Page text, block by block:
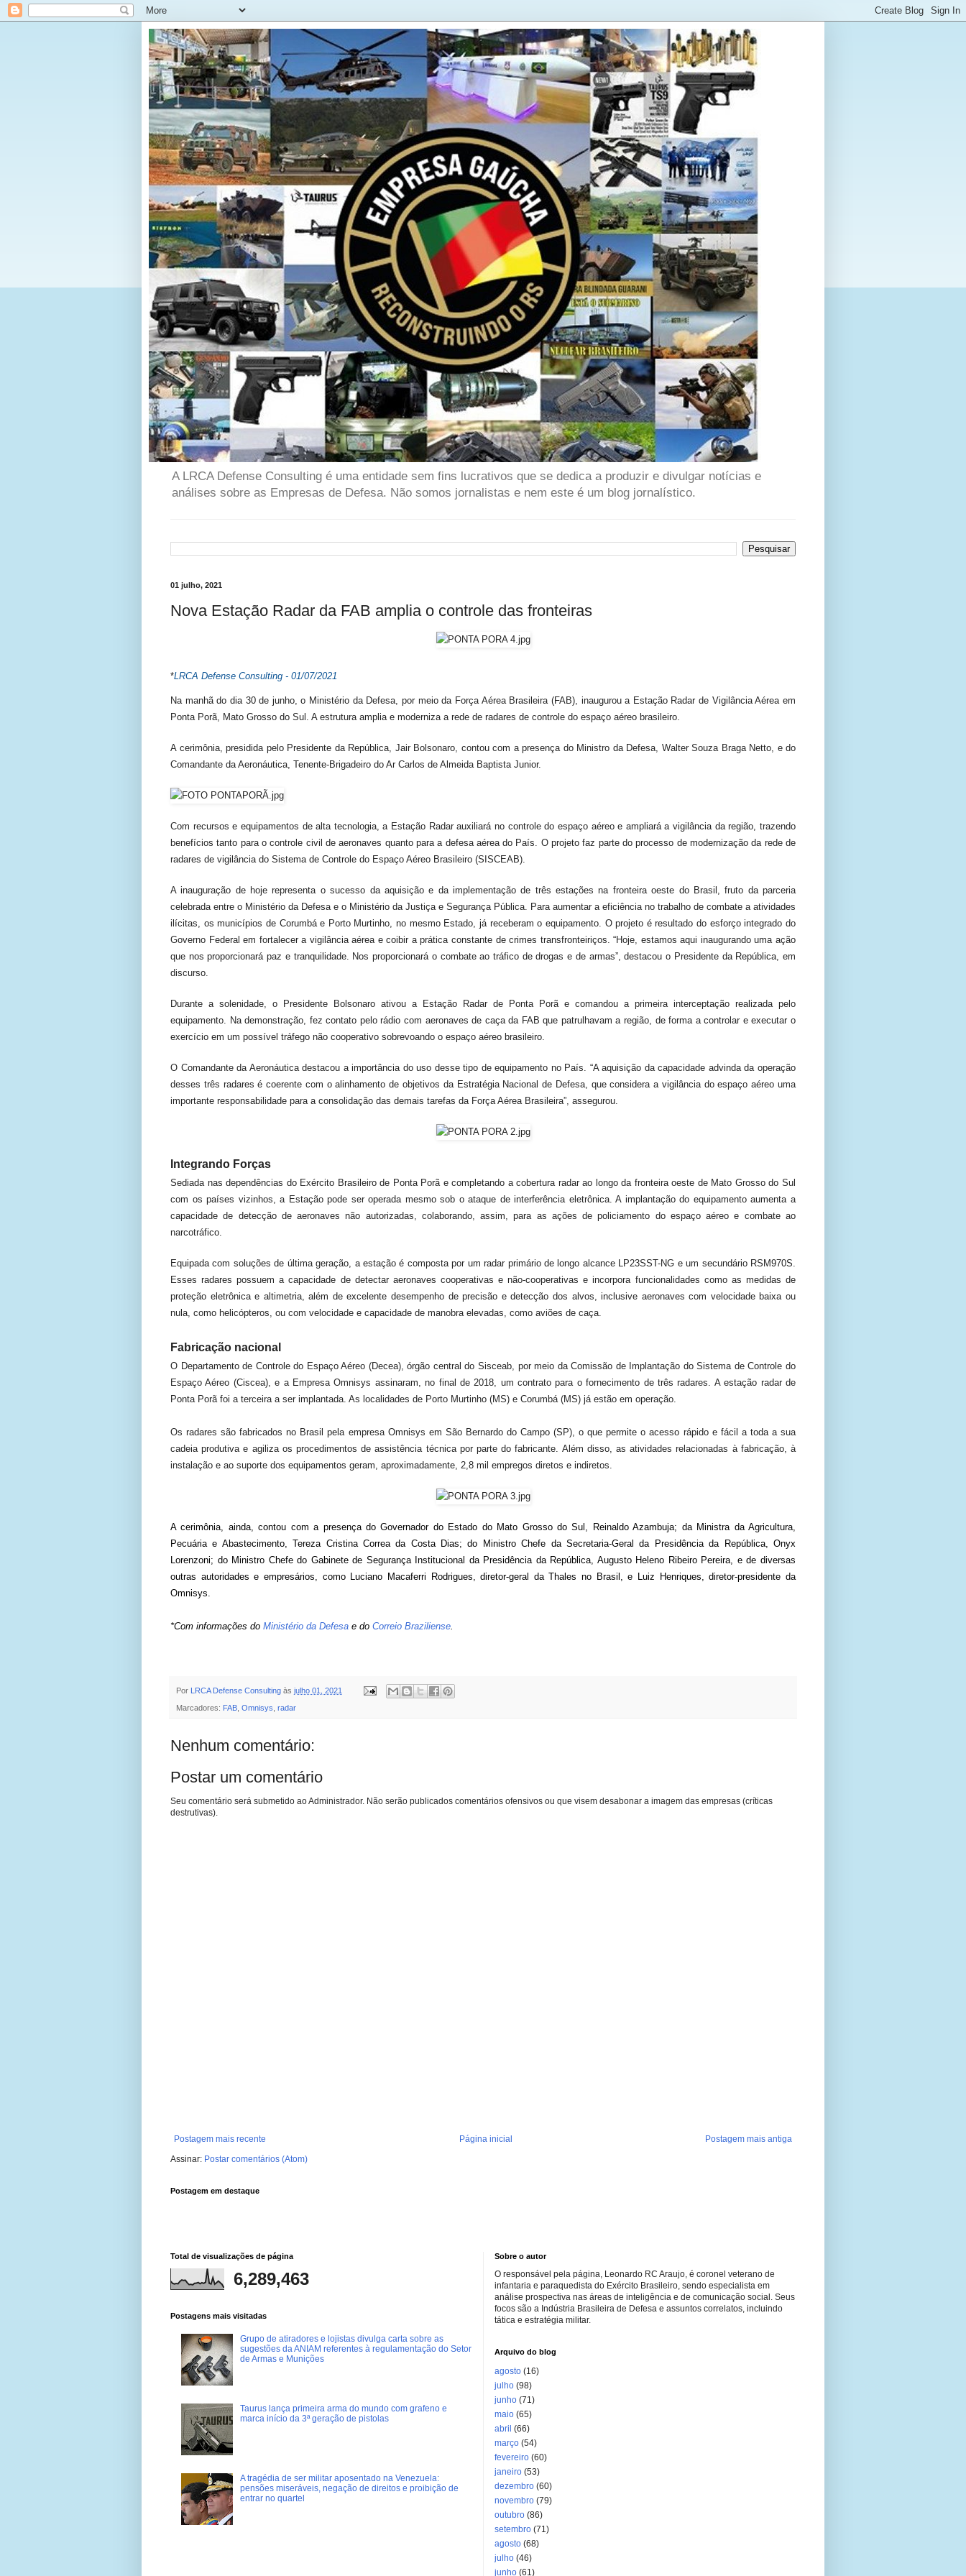
A LRCA Defense Consulting é uma entidade sem fins lucrativos que se dedica a produzir e divulgar notícias e
análises sobre as Empresas de Defesa. Não somos jornalistas e nem este é um blog jornalístico.
01 julho, 2021
Nova Estação Radar da FAB amplia o controle das fronteiras
*LRCA Defense Consulting - 01/07/2021
Na manhã do dia 30 de junho, o Ministério da Defesa, por meio da Força Aérea Brasileira (FAB), inaugurou a Estação Radar de Vigilância Aérea em
Ponta Porã, Mato Grosso do Sul. A estrutura amplia e moderniza a rede de radares de controle do espaço aéreo brasileiro.
A cerimônia, presidida pelo Presidente da República, Jair Bolsonaro, contou com a presença do Ministro da Defesa, Walter Souza Braga Netto, e do
Comandante da Aeronáutica, Tenente-Brigadeiro do Ar Carlos de Almeida Baptista Junior.
Com recursos e equipamentos de alta tecnologia, a Estação Radar auxiliará no controle do espaço aéreo e ampliará a vigilância da região, trazendo
benefícios tanto para o controle civil de aeronaves quanto para a defesa aérea do País. O projeto faz parte do processo de modernização da rede de
radares de vigilância do Sistema de Controle do Espaço Aéreo Brasileiro (SISCEAB).
A inauguração de hoje representa o sucesso da aquisição e da implementação de três estações na fronteira oeste do Brasil, fruto da parceria
celebrada entre o Ministério da Defesa e o Ministério da Justiça e Segurança Pública. Para aumentar a eficiência no trabalho de combate a atividades
ilícitas, os municípios de Corumbá e Porto Murtinho, no mesmo Estado, já receberam o equipamento. O projeto é resultado do esforço integrado do
Governo Federal em fortalecer a vigilância aérea e coibir a prática constante de crimes transfronteiriços. “Hoje, estamos aqui inaugurando uma ação
que nos proporcionará paz e tranquilidade. Nos proporcionará o combate ao tráfico de drogas e de armas”, destacou o Presidente da República, em
discurso.
Durante a solenidade, o Presidente Bolsonaro ativou a Estação Radar de Ponta Porã e comandou a primeira interceptação realizada pelo
equipamento. Na demonstração, fez contato pelo rádio com aeronaves de caça da FAB que patrulhavam a região, de forma a controlar e executar o
exercício em um possível tráfego não cooperativo sobrevoando o espaço aéreo brasileiro.
O Comandante da Aeronáutica destacou a importância do uso desse tipo de equipamento no País. “A aquisição da capacidade advinda da operação
desses três radares é coerente com o alinhamento de objetivos da Estratégia Nacional de Defesa, que considera a vigilância do espaço aéreo uma
importante responsabilidade para a consolidação das demais tarefas da Força Aérea Brasileira”, assegurou.
Integrando Forças
Sediada nas dependências do Exército Brasileiro de Ponta Porã e completando a cobertura radar ao longo da fronteira oeste de Mato Grosso do Sul
com os países vizinhos, a Estação pode ser operada mesmo sob o ataque de interferência eletrônica. A implantação do equipamento aumenta a
capacidade de detecção de aeronaves não autorizadas, colaborando, assim, para as ações de policiamento do espaço aéreo e combate ao
narcotráfico.
Equipada com soluções de última geração, a estação é composta por um radar primário de longo alcance LP23SST-NG e um secundário RSM970S.
Esses radares possuem a capacidade de detectar aeronaves cooperativas e não-cooperativas e incorpora funcionalidades como as medidas de
proteção eletrônica e altimetria, além de excelente desempenho de precisão e detecção dos alvos, inclusive aeronaves com velocidade baixa ou
nula, como helicópteros, ou com velocidade e capacidade de manobra elevadas, como aviões de caça.
Fabricação nacional
O Departamento de Controle do Espaço Aéreo (Decea), órgão central do Sisceab, por meio da Comissão de Implantação do Sistema de Controle do
Espaço Aéreo (Ciscea), e a Empresa Omnisys assinaram, no final de 2018, um contrato para o fornecimento de três radares. A estação radar de
Ponta Porã foi a terceira a ser implantada. As localidades de Porto Murtinho (MS) e Corumbá (MS) já estão em operação.
Os radares são fabricados no Brasil pela empresa Omnisys em São Bernardo do Campo (SP), o que permite o acesso rápido e fácil a toda a sua
cadeia produtiva e agiliza os procedimentos de assistência técnica por parte do fabricante. Além disso, as atividades relacionadas à fabricação, à
instalação e ao suporte dos equipamentos geram, aproximadamente, 2,8 mil empregos diretos e indiretos.
A cerimônia, ainda, contou com a presença do Governador do Estado do Mato Grosso do Sul, Reinaldo Azambuja; da Ministra da Agricultura,
Pecuária e Abastecimento, Tereza Cristina Correa da Costa Dias; do Ministro Chefe da Secretaria-Geral da Presidência da República, Onyx
Lorenzoni; do Ministro Chefe do Gabinete de Segurança Institucional da Presidência da República, Augusto Heleno Ribeiro Pereira, e de diversas
outras autoridades e empresários, como Luciano Macaferri Rodrigues, diretor-geral da Thales no Brasil, e Luiz Henriques, diretor-presidente da
Omnisys.
*Com informações do Ministério da Defesa e do Correio Braziliense.
Por LRCA Defense Consulting às julho 01, 2021
Marcadores: FAB Omnisys radar
Nenhum comentário:
Postar um comentário
Seu comentário será submetido ao Administrador. Não serão publicados comentários ofensivos ou que visem desabonar a imagem das empresas (críticas
destrutivas).
Postagem mais recente Postagem mais antiga
Página inicial
Assinar: Postar comentários (Atom)
Postagem em destaque
Total de visualizações de página
6,289,463
Postagens mais visitadas
Grupo de atiradores e lojistas divulga carta sobre as
sugestões da ANIAM referentes à regulamentação do Setor
de Armas e Munições
Taurus lança primeira arma do mundo com grafeno e
marca início da 3ª geração de pistolas
A tragédia de ser militar aposentado na Venezuela:
pensões miseráveis, negação de direitos e proibição de
entrar no quartel
Sobre o autor
O responsável pela página, Leonardo RC Araujo, é coronel veterano de
infantaria e paraquedista do Exército Brasileiro, sendo especialista em
análise prospectiva nas áreas de inteligência e de comunicação social. Seus
focos são a Indústria Brasileira de Defesa e assuntos correlatos, incluindo
tática e estratégia militar.
Arquivo do blog
agosto (16)
julho (98)
junho (71)
maio (65)
abril (66)
março (54)
fevereiro (60)
janeiro (53)
dezembro (60)
novembro (79)
outubro (86)
setembro (71)
agosto (68)
julho (46)
junho (61)